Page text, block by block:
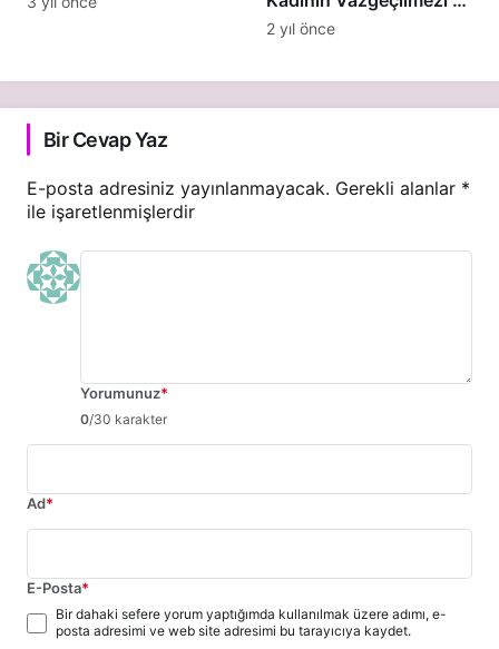
Konforun Şifresi
2 yıl önce
Bir Cevap Yaz
E-posta adresiniz yayınlanmayacak. Gerekli alanlar *
ile işaretlenmişlerdir
Yorumunuz*
0/30 karakter
Ad*
E-Posta*
Bir dahaki sefere yorum yaptığımda kullanılmak üzere adımı, e-
posta adresimi ve web site adresimi bu tarayıcıya kaydet.